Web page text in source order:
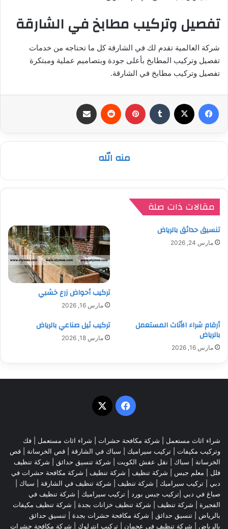
تفصيل وتركيب مطابخ في الشارقة
شركة العالمية تقدم لك في الشارقة كل ما تحتاجه من خدمات
تفصيل وتركيب المطابخ بأعلى جودة وبتصاميم عملية ومبتكرة
تفصيل وتركيب مطابخ في الشارقة.
فيسبوك بينتيريست
منه الله
مقالات ذات صلة
تنسيق حدائق بالرياض
مارس 24, 2026
تركيب أحواض زرع خشبي
مارس 16, 2026
أرقام شراء الأثاث المستعمل
بالرياض
مارس 16, 2026
تركيب ثيل صناعي بالرياض
مارس 18, 2026
فيسبوك
‫X
شراء اثاث مستعمل شركة مكافحة حشرات شراء اثاث مستعمل
فك
وتركيب مكيفات | تركيب سيراميك | سباك في الشارقة قص الخرسانة | قص
الخرسانة | سباك نقل عفش الكويت شركة تنسيق حدائق
شركة تنظيف
فلل
معلم جبس شركة تنظيف شركة تنظيف
شركة مكافحة حشرات في
دبي
تركيب سيراميك شركة تنظيف شركة تنظيف في الشارقة | سباك |
صباغ في دبي |تركيب جبس بورد | تركيب سيراميك
شركة تنظيف في
الفجيرة
شركة تنظيف شركة تنظيف خزانات بجدة
شركة تنظيف مكيفات
بالرياض
تنسيق حدائق شركة مكافحة حشرات بجدة
تنسيق حدائق
بالرياض
شركة تنظيف في عجمان | تركيب انترلوك | شركة مكافحة حشرات